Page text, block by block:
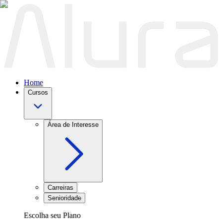
Home
Cursos
Área de Interesse
Carreiras
Senioridade
Escolha seu Plano